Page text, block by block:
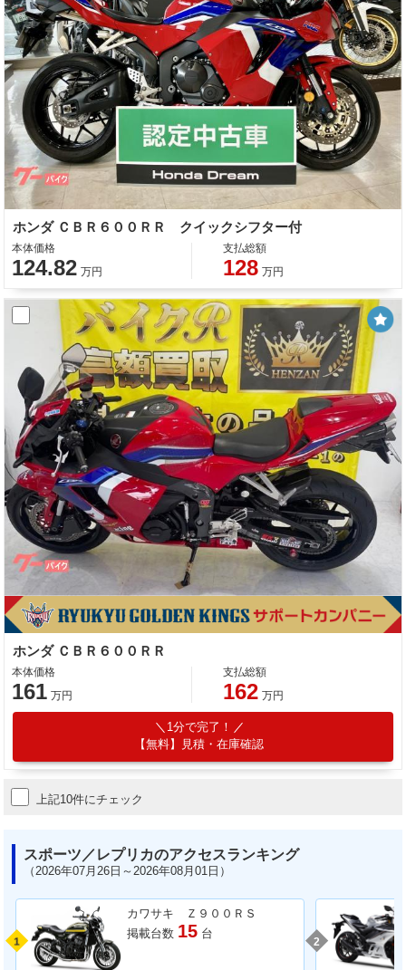
ホンダ ＣＢＲ６００ＲＲ クイックシフター付
本体価格
124.82 万円
支払総額
128 万円
ホンダ ＣＢＲ６００ＲＲ
本体価格
161 万円
支払総額
162 万円
1分で完了！
【無料】見積・在庫確認
上記10件にチェック
スポーツ／レプリカのアクセスランキング
（2026年07月26日～2026年08月01日）
1
カワサキ Ｚ９００ＲＳ
掲載台数 15 台
2